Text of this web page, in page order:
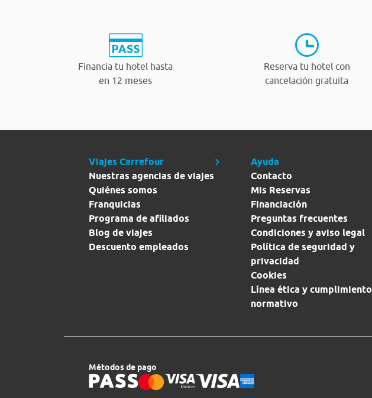
Financia tu hotel hasta
en 12 meses
Reserva tu hotel con
cancelación gratuita
Viajes Carrefour
Nuestras agencias de viajes
Quiénes somos
Franquicias
Programa de afiliados
Blog de viajes
Descuento empleados
Ayuda
Contacto
Mis Reservas
Financiación
Preguntas frecuentes
Condiciones y aviso legal
Política de seguridad y
privacidad
Cookies
Línea ética y cumplimiento
normativo
Métodos de pago